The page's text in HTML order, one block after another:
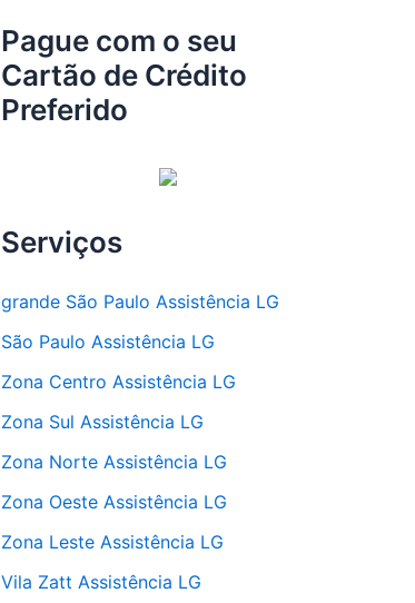
c
e
b
k
itt
er
ai
l
ar
e
Pague com o seu
Cartão de Crédito
Preferido
Serviços
grande São Paulo Assistência LG
São Paulo Assistência LG
Zona Centro Assistência LG
Zona Sul Assistência LG
Zona Norte Assistência LG
Zona Oeste Assistência LG
Zona Leste Assistência LG
Vila Zatt Assistência LG